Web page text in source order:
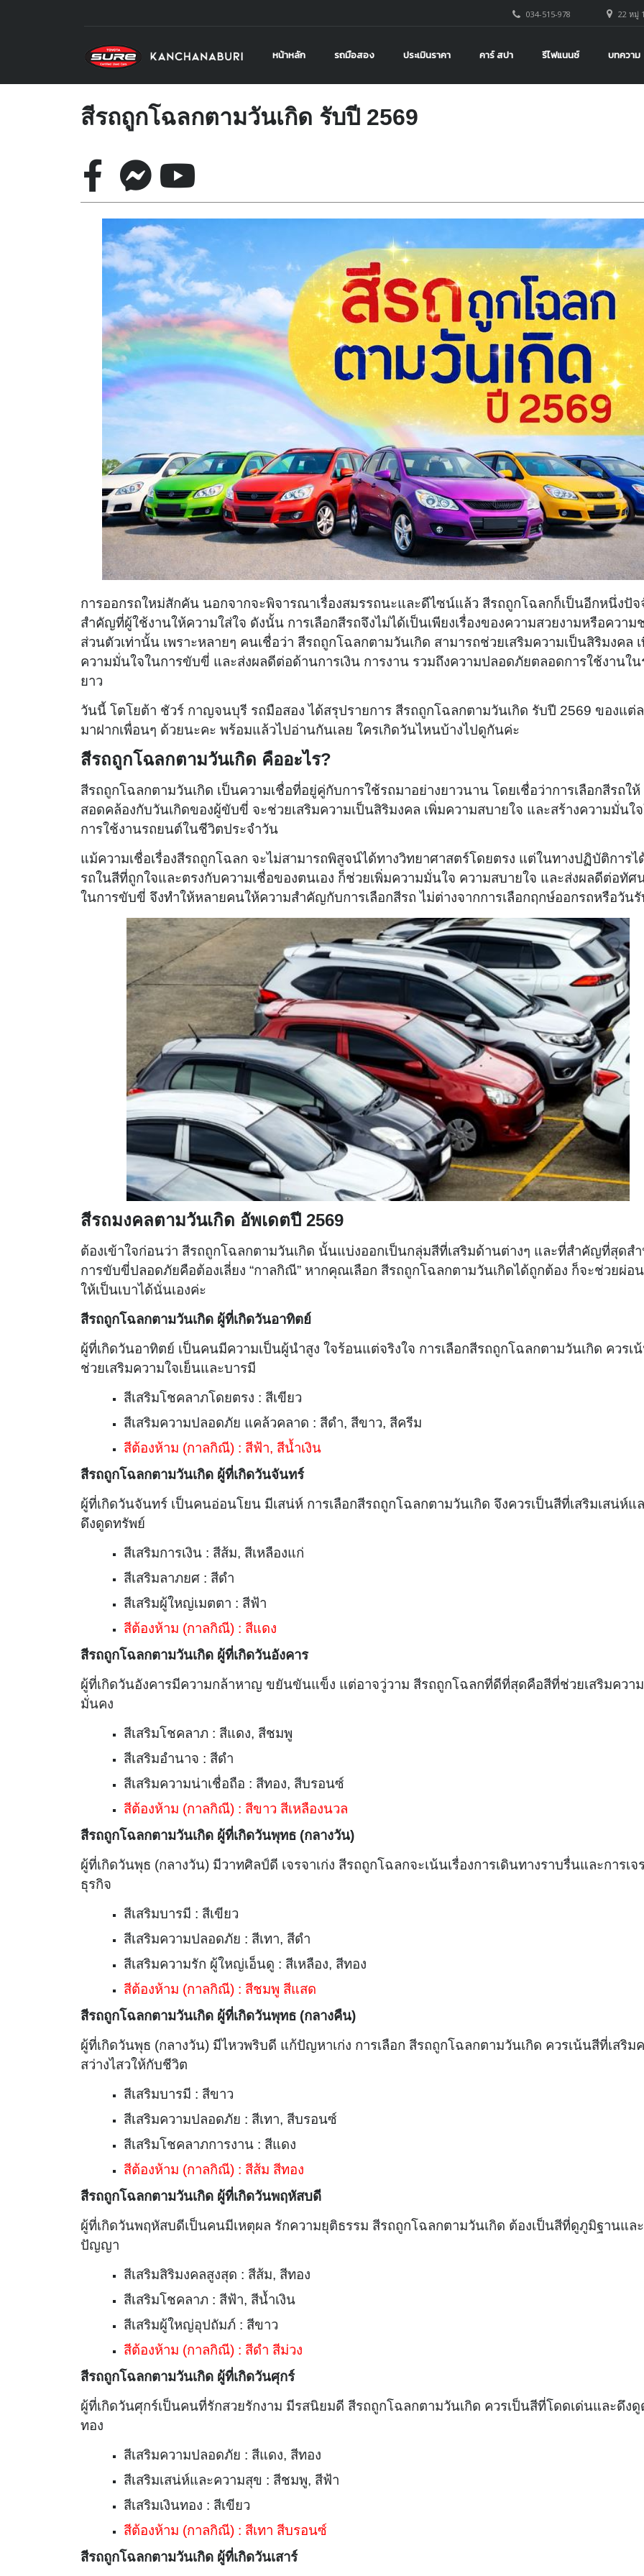
22 หมู่
034-515-978
หน้าหลัก รถมือสอง ประเมินราคา คาร์ สปา รีไฟแนนซ์ บทความ
สีรถถูกโฉลกตามวันเกิด รับปี 2569
การออกรถใหม่สักคัน นอกจากจะพิจารณาเรื่องสมรรถนะและดีไซน์แล้ว สีรถถูกโฉลกก็เป็นอีกหนึ่งปัจ
สำคัญที่ผู้ใช้งานให้ความใส่ใจ ดังนั้น การเลือกสีรถจึงไม่ได้เป็นเพียงเรื่องของความสวยงามหรือความ
ส่วนตัวเท่านั้น เพราะหลายๆ คนเชื่อว่า สีรถถูกโฉลกตามวันเกิด สามารถช่วยเสริมความเป็นสิริมงคล
ความมั่นใจในการขับขี่ และส่งผลดีต่อด้านการเงิน การงาน รวมถึงความปลอดภัยตลอดการใช้งานใน
ยาว
วันนี้ โตโยต้า ชัวร์ กาญจนบุรี รถมือสอง ได้สรุปรายการ สีรถถูกโฉลกตามวันเกิด รับปี 2569 ของแต่
มาฝากเพื่อนๆ ด้วยนะคะ พร้อมแล้วไปอ่านกันเลย ใครเกิดวันไหนบ้างไปดูกันค่ะ
สีรถถูกโฉลกตามวันเกิด คืออะไร?
สีรถถูกโฉลกตามวันเกิด เป็นความเชื่อที่อยู่คู่กับการใช้รถมาอย่างยาวนาน โดยเชื่อว่าการเลือกสีรถให้
สอดคล้องกับวันเกิดของผู้ขับขี่ จะช่วยเสริมความเป็นสิริมงคล เพิ่มความสบายใจ และสร้างความมั่นใ
การใช้งานรถยนต์ในชีวิตประจำวัน
แม้ความเชื่อเรื่องสีรถถูกโฉลก จะไม่สามารถพิสูจน์ได้ทางวิทยาศาสตร์โดยตรง แต่ในทางปฏิบัติการไ
รถในสีที่ถูกใจและตรงกับความเชื่อของตนเอง ก็ช่วยเพิ่มความมั่นใจ ความสบายใจ และส่งผลดีต่อทัศ
ในการขับขี่ จึงทำให้หลายคนให้ความสำคัญกับการเลือกสีรถ ไม่ต่างจากการเลือกฤกษ์ออกรถหรือวัน
สีรถมงคลตามวันเกิด อัพเดตปี 2569
ต้องเข้าใจก่อนว่า สีรถถูกโฉลกตามวันเกิด นั้นแบ่งออกเป็นกลุ่มสีที่เสริมด้านต่างๆ และที่สำคัญที่สุดส
การขับขี่ปลอดภัยคือต้องเลี่ยง “กาลกิณี” หากคุณเลือก สีรถถูกโฉลกตามวันเกิดได้ถูกต้อง ก็จะช่วยผ่อ
ให้เป็นเบาได้นั่นเองค่ะ
สีรถถูกโฉลกตามวันเกิด ผู้ที่เกิดวันอาทิตย์
ผู้ที่เกิดวันอาทิตย์ เป็นคนมีความเป็นผู้นำสูง ใจร้อนแต่จริงใจ การเลือกสีรถถูกโฉลกตามวันเกิด ควรเ
ช่วยเสริมความใจเย็นและบารมี
สีเสริมโชคลาภโดยตรง : สีเขียว
สีเสริมความปลอดภัย แคล้วคลาด : สีดำ, สีขาว, สีครีม
สีต้องห้าม (กาลกิณี) : สีฟ้า, สีน้ำเงิน
สีรถถูกโฉลกตามวันเกิด ผู้ที่เกิดวันจันทร์
ผู้ที่เกิดวันจันทร์ เป็นคนอ่อนโยน มีเสน่ห์ การเลือกสีรถถูกโฉลกตามวันเกิด จึงควรเป็นสีที่เสริมเสน่ห์แ
ดึงดูดทรัพย์
สีเสริมการเงิน : สีส้ม, สีเหลืองแก่
สีเสริมลาภยศ : สีดำ
สีเสริมผู้ใหญ่เมตตา : สีฟ้า
สีต้องห้าม (กาลกิณี) : สีแดง
สีรถถูกโฉลกตามวันเกิด ผู้ที่เกิดวันอังคาร
ผู้ที่เกิดวันอังคารมีความกล้าหาญ ขยันขันแข็ง แต่อาจวู่วาม สีรถถูกโฉลกที่ดีที่สุดคือสีที่ช่วยเสริมความ
มั่นคง
สีเสริมโชคลาภ : สีแดง, สีชมพู
สีเสริมอำนาจ : สีดำ
สีเสริมความน่าเชื่อถือ : สีทอง, สีบรอนซ์
สีต้องห้าม (กาลกิณี) : สีขาว สีเหลืองนวล
สีรถถูกโฉลกตามวันเกิด ผู้ที่เกิดวันพุทธ (กลางวัน)
ผู้ที่เกิดวันพุธ (กลางวัน) มีวาทศิลป์ดี เจรจาเก่ง สีรถถูกโฉลกจะเน้นเรื่องการเดินทางราบรื่นและการเจ
ธุรกิจ
สีเสริมบารมี : สีเขียว
สีเสริมความปลอดภัย : สีเทา, สีดำ
สีเสริมความรัก ผู้ใหญ่เอ็นดู : สีเหลือง, สีทอง
สีต้องห้าม (กาลกิณี) : สีชมพู สีแสด
สีรถถูกโฉลกตามวันเกิด ผู้ที่เกิดวันพุทธ (กลางคืน)
ผู้ที่เกิดวันพุธ (กลางวัน) มีไหวพริบดี แก้ปัญหาเก่ง การเลือก สีรถถูกโฉลกตามวันเกิด ควรเน้นสีที่เสริม
สว่างไสวให้กับชีวิต
สีเสริมบารมี : สีขาว
สีเสริมความปลอดภัย : สีเทา, สีบรอนซ์
สีเสริมโชคลาภการงาน : สีแดง
สีต้องห้าม (กาลกิณี) : สีส้ม สีทอง
สีรถถูกโฉลกตามวันเกิด ผู้ที่เกิดวันพฤหัสบดี
ผู้ที่เกิดวันพฤหัสบดีเป็นคนมีเหตุผล รักความยุติธรรม สีรถถูกโฉลกตามวันเกิด ต้องเป็นสีที่ดูภูมิฐานและ
ปัญญา
สีเสริมสิริมงคลสูงสุด : สีส้ม, สีทอง
สีเสริมโชคลาภ : สีฟ้า, สีน้ำเงิน
สีเสริมผู้ใหญ่อุปถัมภ์ : สีขาว
สีต้องห้าม (กาลกิณี) : สีดำ สีม่วง
สีรถถูกโฉลกตามวันเกิด ผู้ที่เกิดวันศุกร์
ผู้ที่เกิดวันศุกร์เป็นคนที่รักสวยรักงาม มีรสนิยมดี สีรถถูกโฉลกตามวันเกิด ควรเป็นสีที่โดดเด่นและดึงดู
ทอง
สีเสริมความปลอดภัย : สีแดง, สีทอง
สีเสริมเสน่ห์และความสุข : สีชมพู, สีฟ้า
สีเสริมเงินทอง : สีเขียว
สีต้องห้าม (กาลกิณี) : สีเทา สีบรอนซ์
สีรถถูกโฉลกตามวันเกิด ผู้ที่เกิดวันเสาร์